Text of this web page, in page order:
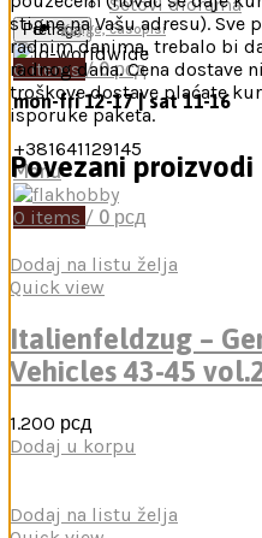
Pretraga
mon-fri 12-17 | sat 11-16
+381641129145
Menu
0 items / 0 рсд
Knjige, časopisi
0items/ 0рсд
stigne na Vašu adresu).
radnim danima, trebalo bi
radnog dana. Cena dostave
troškove dostave plaćate
isporuke paketa.
Povezani proizvodi
Dodaj na listu želja
Quick view
Italienfeldzug –
Vehicles 43-45
1.200 рсд
Dodaj u korpu
Dodaj na listu želja